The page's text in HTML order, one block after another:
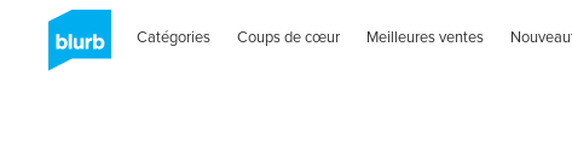
Catégories Coups de cœur Meilleures ventes